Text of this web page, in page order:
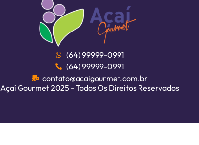
(64) 99999-0991
(64) 99999-0991
contato@acaigourmet.com.br
Açaí Gourmet 2025 - Todos Os Direitos Reservados